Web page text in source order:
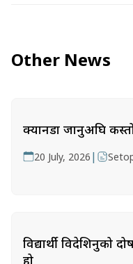
Other News
क्यानडा जानुअघि
20 July, 2026 |
विद्यार्थी विदेशिनुको
हो